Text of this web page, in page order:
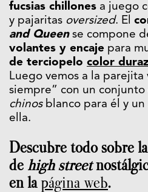
fucsias chillones a juego
y pajaritas oversized. El
and Queense compone
volantes y encaje para
de terciopelo color
Luego vemos a la parejita
siempre” con un conjunto
chinosblanco para él y un
ella.
Descubre todo sobre
de high street
en lapágina web.